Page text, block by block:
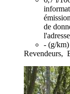
de
- (g/km)
Revendeurs,